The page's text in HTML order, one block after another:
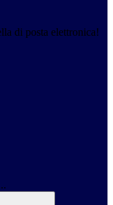
di posta elettronica!